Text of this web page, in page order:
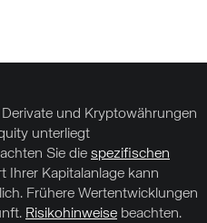
und Kryptowährungen
unterliegt
Sie die spezifischen
Ihrer Kapitalanlage kann
Frühere Wertentwicklungen
Risikohinweise beachten.